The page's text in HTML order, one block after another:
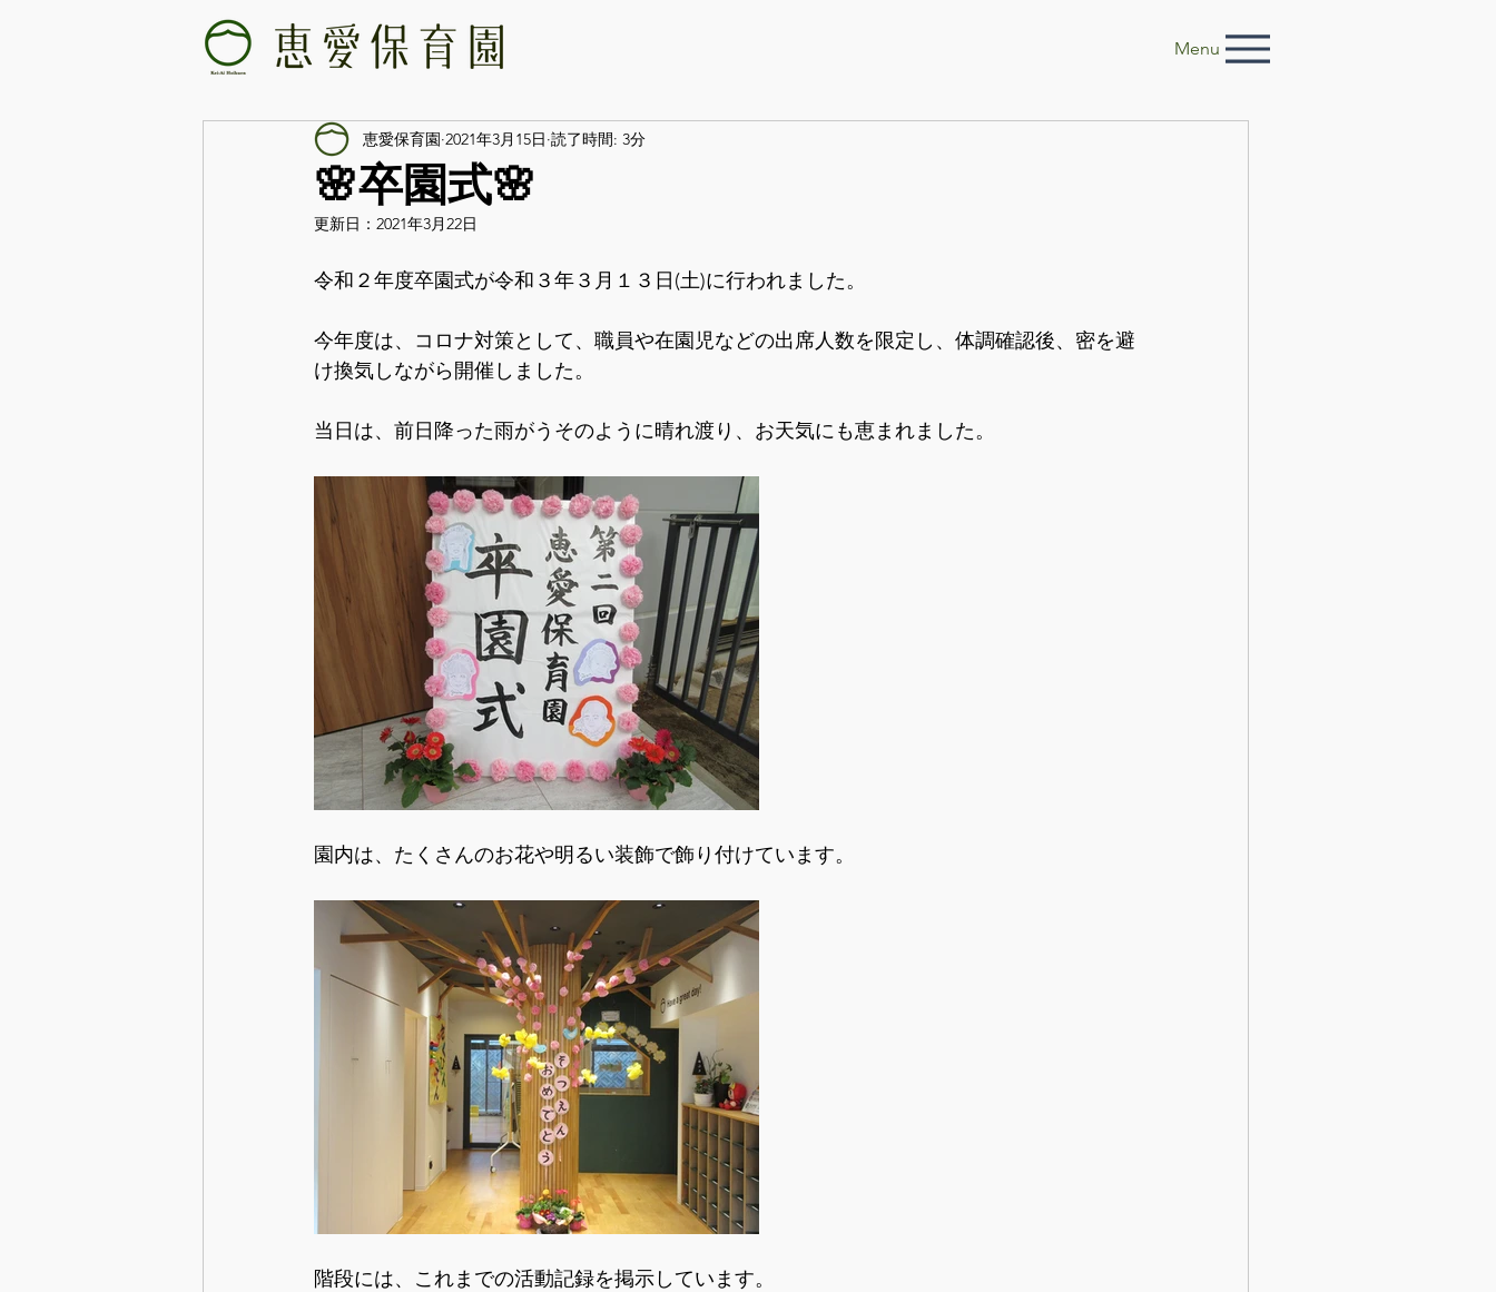
Menu
🌸卒園式🌸
恵愛保育園 2021年3月15日 読了時間: 3分
更新日： 2021年3月22日
令和２年度卒園式が令和３年３月１３日(土)に行われました。
今年度は、コロナ対策として、職員や在園児などの出席人数を限定し、体調確認後、密を避
け換気しながら開催しました。
当日は、前日降った雨がうそのように晴れ渡り、お天気にも恵まれました。
園内は、たくさんのお花や明るい装飾で飾り付けています。
階段には、これまでの活動記録を掲示しています。